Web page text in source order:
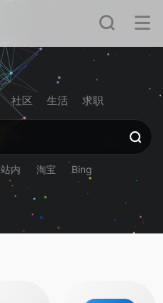
社区 生活 求职
站内 淘宝 Bing